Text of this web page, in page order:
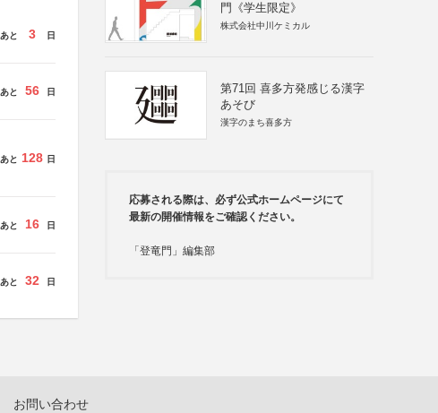
あと 3 日
あと 56 日
あと 128 日
あと 16 日
あと 32 日
門《学生限定》
株式会社中川ケミカル
第71回 喜多方発感じる漢字
あそび
漢字のまち喜多方
応募される際は、必ず公式ホームページにて
最新の開催情報をご確認ください。
「登竜門」編集部
お問い合わせ